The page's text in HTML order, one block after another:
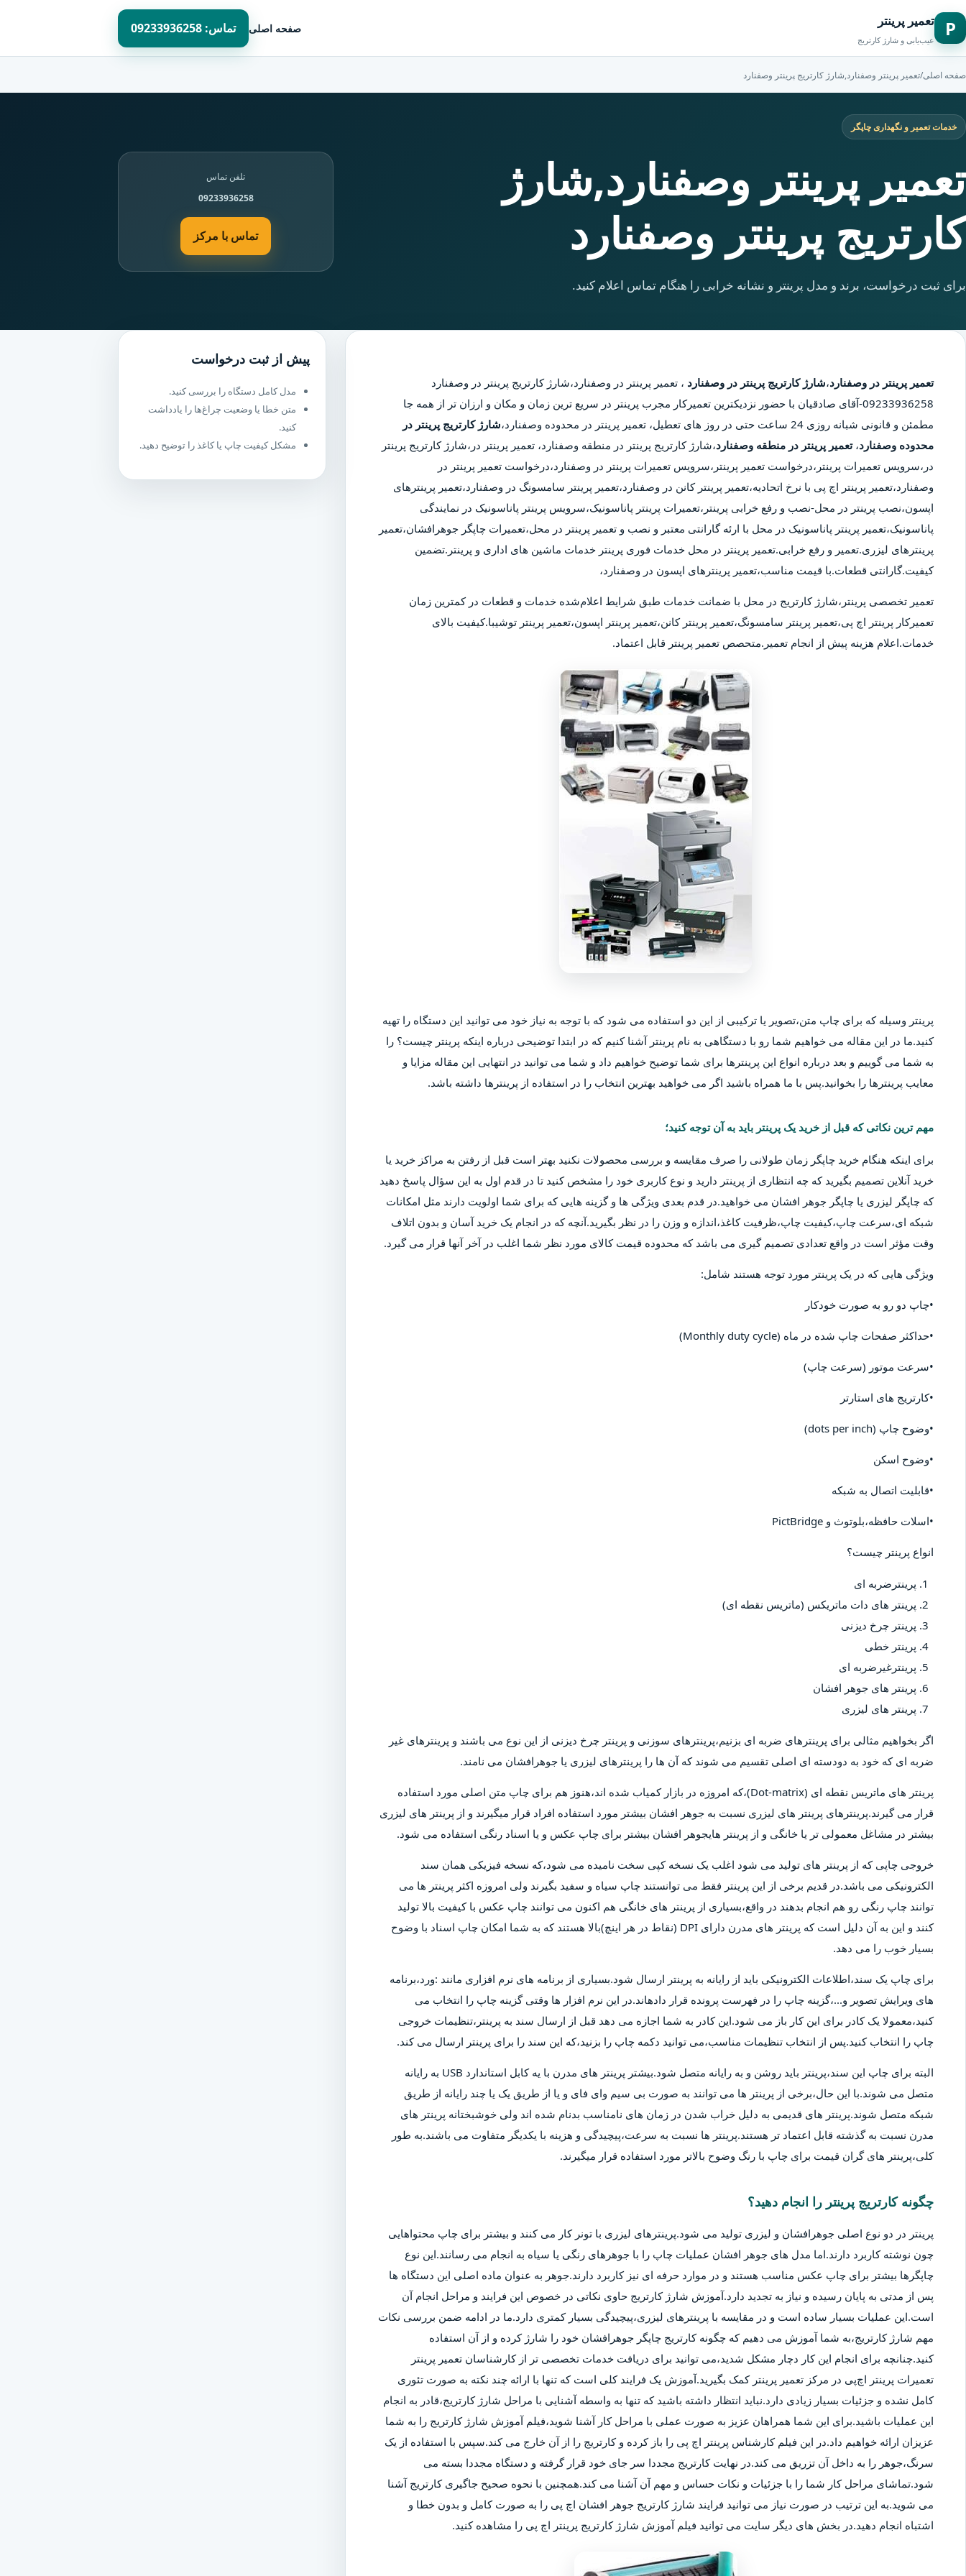
P تعمیر پرینتر
عیب‌یابی و شارژ کارتریج
صفحه اصلی تماس: 09233936258
صفحه اصلی/تعمیر پرینتر وصفنارد,شارژ کارتریج پرینتر وصفنارد
خدمات تعمیر و نگهداری چاپگر
تعمیر پرینتر وصفنارد,شارژ
کارتریج پرینتر وصفنارد
برای ثبت درخواست، برند و مدل پرینتر و نشانه خرابی را هنگام تماس اعلام کنید.
تلفن تماس
09233936258
تماس با مرکز
تعمیر پرینتر در وصفنارد،شارژ کارتریج پرینتر در وصفنارد ، تعمیر پرینتر در وصفنارد،شارژ کارتریج پرینتر در وصفنارد
09233936258-آقای صادقیان با حضور نزدیکترین تعمیرکار مجرب پرینتر در سریع ترین زمان و مکان و ارزان تر از همه جا
مطمئن و قانونی شبانه روزی 24 ساعت حتی در روز های تعطیل، تعمیر پرینتر در محدوده وصفنارد،
شارژ کارتریج پرینتر در
محدوده وصفنارد، تعمیر پرینتر در منطقه وصفنارد،شارژ کارتریج پرینتر در منطقه وصفنارد، تعمیر پرینتر در،شارژ کارتریج پرینتر
در،سرویس تعمیرات پرینتر،درخواست تعمیر پرینتر،سرویس تعمیرات پرینتر در وصفنارد،درخواست تعمیر پرینتر در
وصفنارد،تعمیر پرینتر اچ پی با نرخ اتحادیه،تعمیر پرینتر کانن در وصفنارد،تعمیر پرینتر سامسونگ در وصفنارد،تعمیر پرینترهای
اپسون،نصب پرینتر در محل-نصب و رفع خرابی پرینتر،تعمیرات پرینتر پاناسونیک،سرویس پرینتر پاناسونیک در نمایندگی
پاناسونیک،تعمیر پرینتر پاناسونیک در محل با ارئه گارانتی معتبر و نصب و تعمیر پرینتر در محل،تعمیرات چاپگر جوهرافشان،تعمیر
پرینترهای لیزری.تعمیر و رفع خرابی.تعمیر پرینتر در محل خدمات فوری پرینتر خدمات ماشین های اداری و پرینتر.تضمین
کیفیت.گارانتی قطعات.با قیمت مناسب،تعمیر پرینترهای اپسون در وصفنارد،
تعمیر تخصصی پرینتر،شارژ کارتریج در محل با ضمانت خدمات طبق شرایط اعلام‌شده خدمات و قطعات در کمترین زمان
تعمیرکار پرینتر اچ پی،تعمیر پرینتر سامسونگ،تعمیر پرینتر کانن،تعمیر پرینتر اپسون،تعمیر پرینتر توشیبا.کیفیت بالای
خدمات.اعلام هزینه پیش از انجام تعمیر.متحصص تعمیر پرینتر قابل اعتماد.
پرینتر وسیله که برای چاپ متن،تصویر یا ترکیبی از این دو استفاده می شود که با توجه به نیاز خود می توانید این دستگاه را تهیه
کنید.ما در این مقاله می خواهیم شما رو با دستگاهی به نام پرینتر آشنا کنیم که در ابتدا توضیحی درباره اینکه پرینتر چیست؟ را
به شما می گوییم و بعد درباره انواع این پرینترها برای شما توضیح خواهیم داد و شما می توانید در انتهایی این مقاله مزایا و
معایب پرینترها را بخوانید.پس با ما همراه باشید اگر می خواهید بهترین انتخاب را در استفاده از پرینترها داشته باشد.
مهم ترین نکاتی که قبل از خرید یک پرینتر باید به آن توجه کنید؛
برای اینکه هنگام خرید چاپگر زمان طولانی را صرف مقایسه و بررسی محصولات نکنید بهتر است قبل از رفتن به مراکز خرید یا
خرید آنلاین تصمیم بگیرید که چه انتظاری از پرینتر دارید و نوع کاربری خود را مشخص کنید تا در قدم اول به این سؤال پاسخ دهید
که چاپگر لیزری یا چاپگر جوهر افشان می خواهید.در قدم بعدی ویژگی ها و گزینه هایی که برای شما اولویت دارند مثل امکانات
شبکه ای،سرعت چاپ،کیفیت چاپ،ظرفیت کاغذ،اندازه و وزن را در نظر بگیرید.آنچه که در انجام یک خرید آسان و بدون اتلاف
وقت مؤثر است در واقع تعدادی تصمیم گیری می باشد که محدوده قیمت کالای مورد نظر شما اغلب در آخر آنها قرار می گیرد.
ویژگی هایی که در یک پرینتر مورد توجه هستند شامل:
•چاپ دو رو به صورت خودکار
•حداکثر صفحات چاپ شده در ماه (Monthly duty cycle)
•سرعت موتور (سرعت چاپ)
•کارتریج های استارتر
•وضوح چاپ (dots per inch)
•وضوح اسکن
•قابلیت اتصال به شبکه
•اسلات حافظه،بلوتوث و PictBridge
انواع پرینتر چیست؟
پرینترضربه ای
پرینتر های دات ماتریکس (ماتریس نقطه ای)
پرینتر چرخ دیزنی
پرینتر خطی
پرینترغیرضربه ای
پرینتر های جوهر افشان
پرینتر های لیزری
اگر بخواهیم مثالی برای پرینترهای ضربه ای بزنیم،پرینترهای سوزنی و پرینتر چرخ دیزنی از این نوع می باشند و پرینترهای غیر
ضربه ای که خود به دودسته ای اصلی تقسیم می شوند که آن ها را پرینترهای لیزری یا جوهرافشان می نامند.
پرینتر های ماتریس نقطه ای (Dot-matrix)،که امروزه در بازار کمیاب شده اند،هنوز هم برای چاپ متن اصلی مورد استفاده
قرار می گیرند.پرینترهای پرینتر های لیزری نسبت به جوهر افشان بیشتر مورد استفاده افراد قرار میگیرند و از پرینتر های لیزری
بیشتر در مشاغل معمولی تر یا خانگی و از پرینتر هایجوهر افشان بیشتر برای چاپ عکس و یا اسناد رنگی استفاده می شود.
خروجی چاپی که از پرینتر های تولید می شود اغلب یک نسخه کپی سخت نامیده می شود،که نسخه فیزیکی همان سند
الکترونیکی می باشد.در قدیم برخی از این پرینتر فقط می توانستند چاپ سیاه و سفید بگیرند ولی امروزه اکثر پرینتر ها می
توانند چاپ رنگی رو هم انجام بدهند در واقع،بسیاری از پرینتر های خانگی هم اکنون می توانند چاپ عکس با کیفیت بالا تولید
کنند و این به آن دلیل است که پرینتر های مدرن دارای DPI (نقاط در هر اینچ)بالا هستند که به شما امکان چاپ اسناد با وضوح
بسیار خوب را می دهد.
برای چاپ یک سند،اطلاعات الکترونیکی باید از رایانه به پرینتر ارسال شود.بسیاری از برنامه های نرم افزاری مانند :ورد،برنامه
های ویرایش تصویر و...،گزینه چاپ را در فهرست پرونده قرار دادهاند.در این نرم افزار ها وقتی گزینه چاپ را انتخاب می
کنید،معمولا یک کادر برای این کار باز می شود.این کادر به شما اجازه می دهد قبل از ارسال سند به پرینتر،تنظیمات خروجی
چاپ را انتخاب کنید.پس از انتخاب تنظیمات مناسب،می توانید دکمه چاپ را بزنید،که این سند را برای پرینتر ارسال می کند.
البته برای چاپ این سند،پرینتر باید روشن و به رایانه متصل شود.بیشتر پرینتر های مدرن با یه کابل استاندارد USB به رایانه
متصل می شوند.با این حال،برخی از پرینتر ها می توانند به صورت بی سیم وای فای و یا از طریق یک یا چند رایانه از طریق
شبکه متصل شوند.پرینتر های قدیمی به دلیل خراب شدن در زمان های نامناسب بدنام شده اند ولی خوشبختانه پرینتر های
مدرن نسبت به گذشته قابل اعتماد تر هستند.پرینتر ها نسبت به سرعت،پیچیدگی و هزینه با یکدیگر متفاوت می باشند.به طور
کلی،پرینتر های گران قیمت برای چاپ با رنگ وضوح بالاتر مورد استفاده قرار میگیرند.
چگونه کارتریج پرینتر را انجام دهید؟
پرینتر در دو نوع اصلی جوهرافشان و لیزری تولید می شود.پرینترهای لیزری با تونر کار می کنند و بیشتر برای چاپ محتواهایی
چون نوشته کاربرد دارند.اما مدل های جوهر افشان عملیات چاپ را با جوهرهای رنگی یا سیاه به انجام می رسانند.این نوع
چاپگرها بیشتر برای چاپ عکس مناسب هستند و در موارد حرفه ای نیز کاربرد دارند.جوهر به عنوان ماده اصلی این دستگاه ها
پس از مدتی به پایان رسیده و نیاز به تجدید دارد.آموزش شارژ کارتریج حاوی نکاتی در خصوص این فرایند و مراحل انجام آن
است.این عملیات بسیار ساده است و در مقایسه با پرینترهای لیزری،پیچیدگی بسیار کمتری دارد.ما در ادامه ضمن بررسی نکات
مهم شارژ کارتریج،به شما آموزش می دهیم که چگونه کارتریج چاپگر جوهرافشان خود را شارژ کرده و از آن استفاده
کنید.چنانچه برای انجام این کار دچار مشکل شدید،می توانید برای دریافت خدمات تخصصی تر از کارشناسان تعمیر پرینتر
تعمیرات پرینتر اچ‌پی در مرکز تعمیر پرینتر کمک بگیرید.آموزش یک فرایند کلی است که تنها با ارائه چند نکته به صورت تئوری
کامل نشده و جزئیات بسیار زیادی دارد.نباید انتظار داشته باشید که تنها به واسطه آشنایی با مراحل شارژ کارتریج،قادر به انجام
این عملیات باشید.برای این شما همراهان عزیز به صورت عملی با مراحل کار آشنا شوید،فیلم آموزش شارژ کارتریج را به شما
عزیزان ارائه خواهیم داد.در این فیلم کارشناس پرینتر اچ پی را باز کرده و کارتریج را از آن خارج می کند.سپس با استفاده از یک
سرنگ،جوهر را به داخل آن تزریق می کند.در نهایت کارتریج مجددا سر جای خود قرار گرفته و دستگاه مجددا بسته می
شود.تماشای مراحل کار شما را با جزئیات و نکات حساس و مهم آن آشنا می کند.همچنین با نحوه صحیح جاگیری کارتریج آشنا
می شوید.به این ترتیب در صورت نیاز می توانید فرایند شارژ کارتریج جوهر افشان اچ پی را به صورت کامل و بدون خطا و
اشتباه انجام دهید.در بخش های دیگر سایت می توانید فیلم آموزش شارژ کارتریج پرینتر اچ پی را مشاهده کنید.
پیش از ثبت درخواست
مدل کامل دستگاه را بررسی کنید.
متن خطا یا وضعیت چراغ‌ها را یادداشت
کنید.
مشکل کیفیت چاپ یا کاغذ را توضیح دهید.